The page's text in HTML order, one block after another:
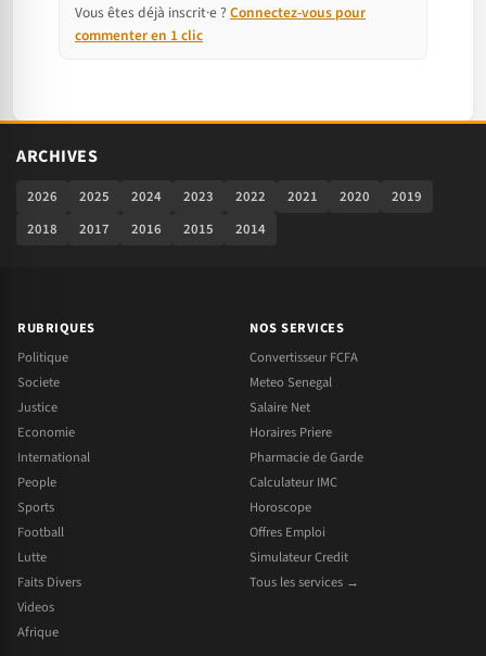
Vous êtes déjà inscrit·e ? Connectez-vous pour
commenter en 1 clic
ARCHIVES
2026 2025 2024 2023 2022 2021 2020
2019
2018
2017 2016 2015 2014
RUBRIQUES
Politique
Societe
Justice
Economie
International
People
Sports
Football
Lutte
Faits Divers
Videos
Afrique
NOS SERVICES
Convertisseur FCFA
Meteo Senegal
Salaire Net
Horaires Priere
Pharmacie de Garde
Calculateur IMC
Horoscope
Offres Emploi
Simulateur Credit
Tous les services →